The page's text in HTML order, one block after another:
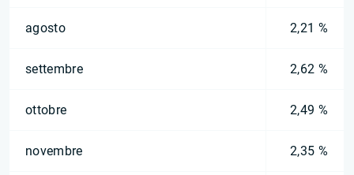
agosto 2,21 %
settembre 2,62 %
ottobre 2,49 %
novembre 2,35 %